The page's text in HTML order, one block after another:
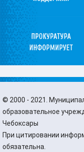
© 2000 - 2021.
образовательное
Чебоксары
При цитировании
обязательна.